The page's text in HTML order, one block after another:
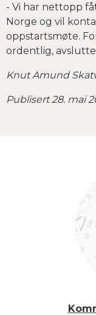
- Vi har nettopp
Norge og vil
oppstartsmøte.
ordentlig,
Knut Amund
Publisert 28. mai